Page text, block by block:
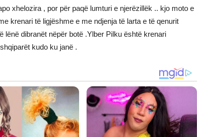
xhelozira , por për paqë lumturi e njerëzillëk .. kjo moto e
krenari të ligjëshme e me ndjenja të larta e të qenurit
lënë dibranët nëpër botë .Ylber Pilku është krenari
kudo ku janë .